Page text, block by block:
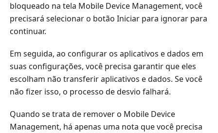
bloqueado na tela Mobile Device Management, você
precisará selecionar o botão Iniciar para ignorar para
continuar.
Em seguida, ao configurar os aplicativos e dados em
suas configurações, você precisa garantir que eles
escolham não transferir aplicativos e dados. Se você
não fizer isso, o processo de desvio falhará.
Quando se trata de remover o Mobile Device
Management, há apenas uma nota que você precisa